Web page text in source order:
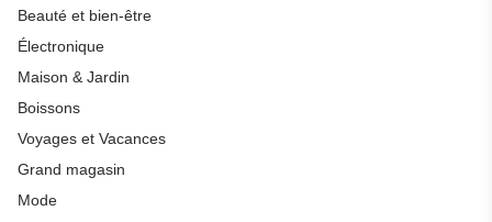
Beauté et bien-être
Électronique
Maison & Jardin
Boissons
Voyages et Vacances
Grand magasin
Mode